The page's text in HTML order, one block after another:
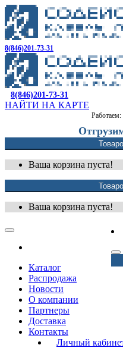
8(846)201-73-31
8(846)201-73-31
НАЙТИ НА КАРТЕ
Ваша корзина пуста!
Ваша корзина пуста!
Каталог
Распродажа
Новости
О компании
Партнеры
Доставка
Контакты
Личный